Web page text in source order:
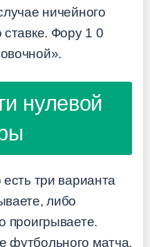
ничейного
ставке. Фору 1 0
нулевой
три варианта
либо
проигрываете.
футбольного матча.